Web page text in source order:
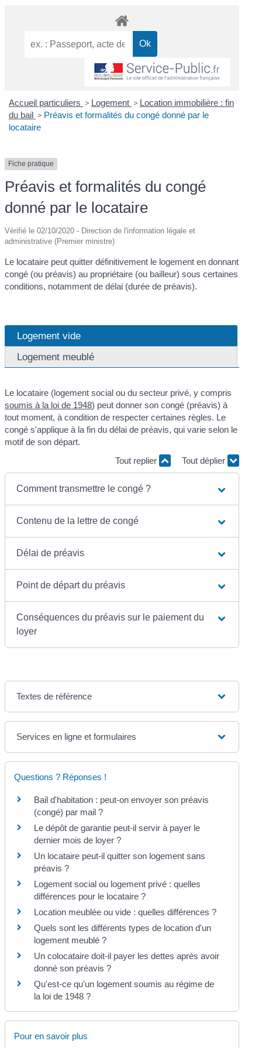
Accueil particuliers > Logement > Location immobilière : fin
du bail > Préavis et formalités du congé donné par le
locataire
Fiche pratique
Préavis et formalités du congé
donné par le locataire
Vérifié le 02/10/2020 - Direction de l'information légale et
administrative (Premier ministre)
Le locataire peut quitter définitivement le logement en donnant
congé (ou préavis) au propriétaire (ou bailleur) sous certaines
conditions, notamment de délai (durée de préavis).
Logement vide
Logement meublé
Le locataire (logement social ou du secteur privé, y compris
soumis à la loi de 1948) peut donner son congé (préavis) à
tout moment, à condition de respecter certaines règles. Le
congé s'applique à la fin du délai de préavis, qui varie selon le
motif de son départ.
Tout replier
Tout déplier
Comment transmettre le congé ?
Contenu de la lettre de congé
Délai de préavis
Point de départ du préavis
Conséquences du préavis sur le paiement du
loyer
Textes de référence
Services en ligne et formulaires
Questions ? Réponses !
Bail d'habitation : peut-on envoyer son préavis
(congé) par mail ?
Le dépôt de garantie peut-il servir à payer le
dernier mois de loyer ?
Un locataire peut-il quitter son logement sans
préavis ?
Logement social ou logement privé : quelles
différences pour le locataire ?
Location meublée ou vide : quelles différences ?
Quels sont les différents types de location d'un
logement meublé ?
Un colocataire doit-il payer les dettes après avoir
donné son préavis ?
Qu'est-ce qu'un logement soumis au régime de
la loi de 1948 ?
Pour en savoir plus